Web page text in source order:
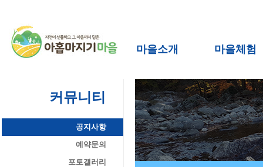
마을소개 마을체험
커뮤니티
공지사항
예약문의
포토갤러리